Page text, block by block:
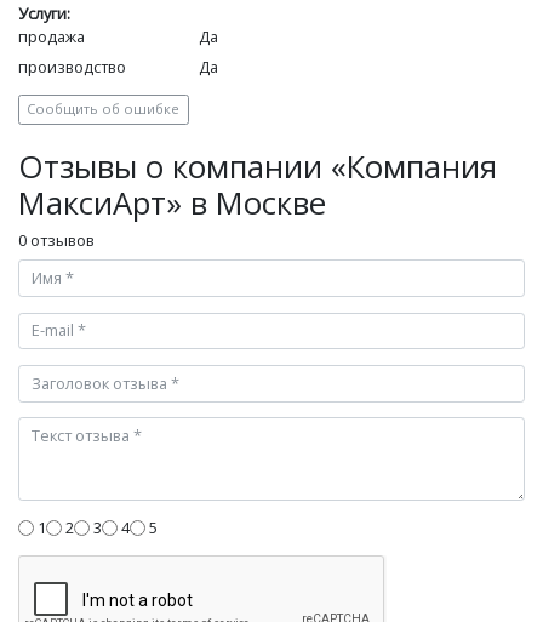
Услуги:
продажа
Да
производство
Да
Сообщить об ошибке
Отзывы о компании «Компания
МаксиАрт» в Москве
0 отзывов
1 2 3 4 5